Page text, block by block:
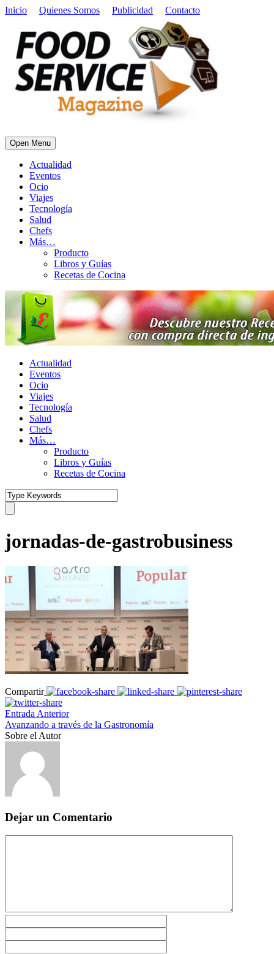
Inicio Quienes Somos Publicidad Contacto
Open Menu
Actualidad
Eventos
Ocio
Viajes
Tecnología
Salud
Chefs
Más…
Producto
Libros y Guías
Recetas de Cocina
Actualidad
Eventos
Ocio
Viajes
Tecnología
Salud
Chefs
Más…
Producto
Libros y Guías
Recetas de Cocina
jornadas-de-gastrobusiness
Compartir
Entrada Anterior
Avanzando a través de la Gastronomía
Sobre el Autor
Dejar un Comentario